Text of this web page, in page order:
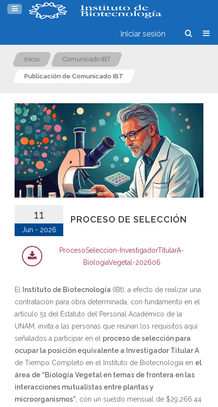
Iniciar sesión
Inicio Comunicado IBT
Publicación de Comunicado IBT
11
Jun - 2026
PROCESO DE SELECCIÓN
ProcesoSeleccion-InvestigadorTitularA-
BiologiaVegetal-202606
El Instituto de Biotecnología (IBt), a efecto de realizar una
contratación para obra determinada, con fundamento en el
artículo 51 del Estatuto del Personal Académico de la
UNAM, invita a las personas que reúnan los requisitos aquí
señalados a participar en el proceso de selección para
ocupar la posición equivalente a Investigador Titular A
de Tiempo Completo en el Instituto de Biotecnología en el
área de “Biología Vegetal en temas de frontera en las
interacciones mutualistas entre plantas y
microorganismos” , con un sueldo mensual de $29,266.44